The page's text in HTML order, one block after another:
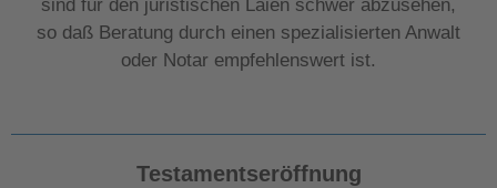
sind für den juristischen Laien schwer abzusehen,
so daß Beratung durch einen spezialisierten Anwalt
oder Notar empfehlenswert ist.
Testamentseröffnung